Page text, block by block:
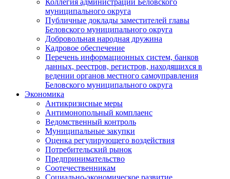
Коллегия администрации Беловского
муниципального округа
Публичные доклады заместителей главы
Беловского муниципального округа
Добровольная народная дружина
Кадровое обеспечение
Перечень информационных систем, банков
данных, реестров, регистров, находящихся в
ведении органов местного самоуправления
Беловского муниципального округа
Экономика
Антикризисные меры
Антимонопольный комплаенс
Ведомственный контроль
Муниципальные закупки
Оценка регулирующего воздействия
Потребительский рынок
Предпринимательство
Соотечественникам
Социально-экономическое развитие